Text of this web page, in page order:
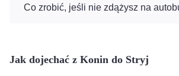
Co zrobić, jeśli nie zdążysz na
Jak dojechać z Konin do Stryj